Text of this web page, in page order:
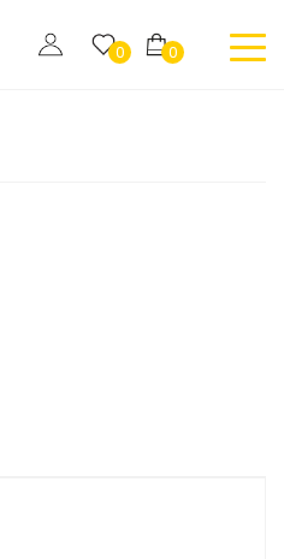
0 0